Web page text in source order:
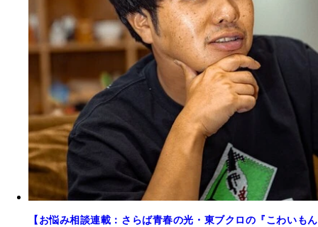
【お悩み相談連載：さらば青春の光・東ブクロの『こわいもん